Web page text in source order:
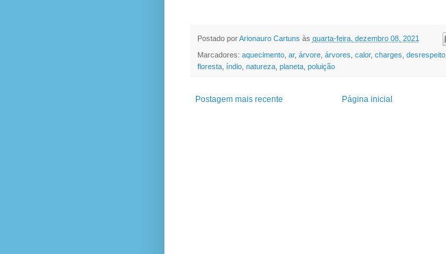
Postado porArionauro Cartuns às quarta-feira, dezembro 08, 2021
Marcadores: aquecimento, ar, árvore, árvores calor, charges desrespeito,
floresta, índio, natureza, planeta, poluição
Postagem mais recente Página inicial